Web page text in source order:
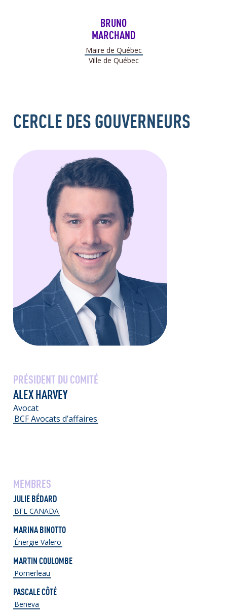
BRUNO
MARCHAND
Maire de Québec
Ville de Québec
CERCLE DES GOUVERNEURS
PRÉSIDENT DU COMITÉ
ALEX HARVEY
Avocat
BCF Avocats d’affaires
MEMBRES
JULIE BÉDARD
BFL CANADA
MARINA BINOTTO
Énergie Valero
MARTIN COULOMBE
Pomerleau
PASCALE CÔTÉ
Beneva